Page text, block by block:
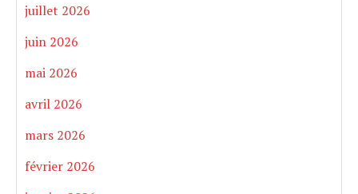
juillet 2026
juin 2026
mai 2026
avril 2026
mars 2026
février 2026